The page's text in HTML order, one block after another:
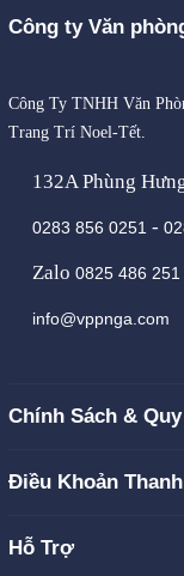
Công ty Văn
Công Ty TNHH Văn
Trang Trí Noel-Tết.
132A Phùng
0283 856 0251 -
Zalo 0825 486 251
info@vppnga.com
Chính Sách &
Điều Khoản
Hỗ Trợ